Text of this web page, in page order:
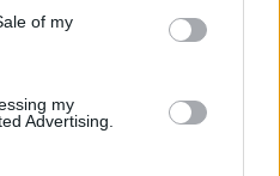
of my
my
Advertising.
a szokásos barnás
szétágazó szálú,
Elefántokon külső
vödröt, ilyesmit.